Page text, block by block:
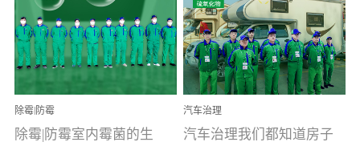
文明的进步，创造了多姿
多彩的家居产品和生活情
调，但也带来了以甲醛为
首的室内...
液，具备杀死人体冠状病
毒的功效，杀菌率
99.99%。相对于传统消毒
液来说，无...
除霉|防霉
除霉|防霉室内霉菌的生
汽车治理
汽车治理我们都知道房子